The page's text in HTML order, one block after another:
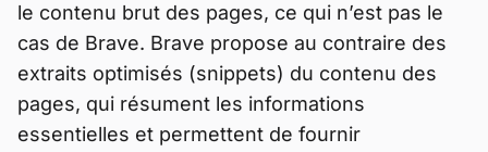
le contenu brut des pages, ce qui n’est pas le
cas de Brave. Brave propose au contraire des
extraits optimisés (snippets) du contenu des
pages, qui résument les informations
essentielles et permettent de fournir